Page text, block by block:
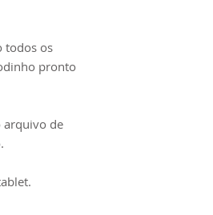
todos os
pronto
arquivo de